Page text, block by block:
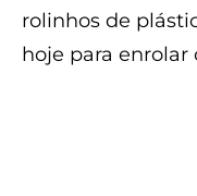
rolinhos de
hoje para enrolar